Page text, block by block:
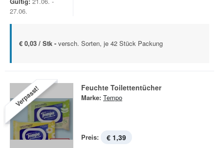
27.06.
€ 0,03 / Stk - versch. Sorten, je 42 Stück Packung
Verpasst! Feuchte Toilettentücher
Marke: Tempo
Preis: € 1,39